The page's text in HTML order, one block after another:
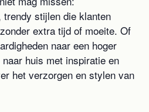
stijlen die klanten
extra tijd of moeite. Of
naar een hoger
huis met inspiratie en
het verzorgen en stylen van